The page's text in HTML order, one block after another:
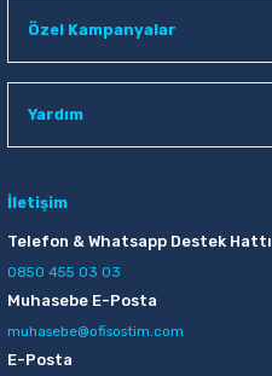
Özel Kampanyalar
Yardım
İletişim
Telefon & Whatsapp Destek Hattı
0850 455 03 03
Muhasebe E-Posta
muhasebe@ofisostim.com
E-Posta